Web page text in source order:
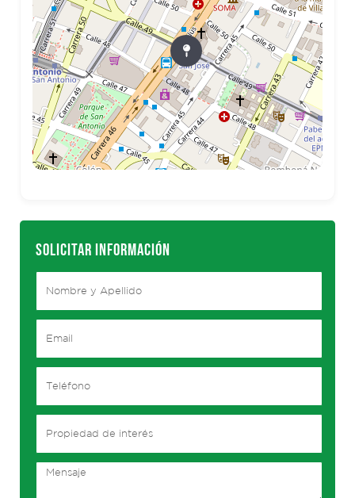
SOLICITAR INFORMACIÓN